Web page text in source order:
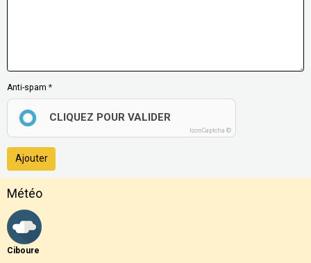
Anti-spam
CLIQUEZ POUR VALIDER
IconCaptcha ©
Ajouter
Météo
Ciboure